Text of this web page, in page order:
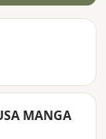
MANGA